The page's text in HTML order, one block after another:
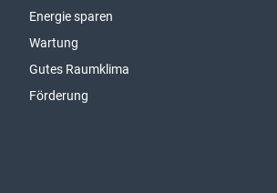
Energie sparen
Wartung
Gutes Raumklima
Förderung